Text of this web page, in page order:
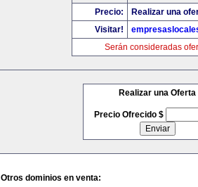
Precio:
Realizar una
Visitar!
Serán consideradas
Realizar una Oferta
Precio Ofrecido $
Otros dominios en venta: